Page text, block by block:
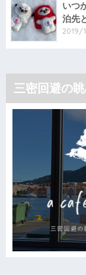
いつ
泊先
2019/
三密回避の